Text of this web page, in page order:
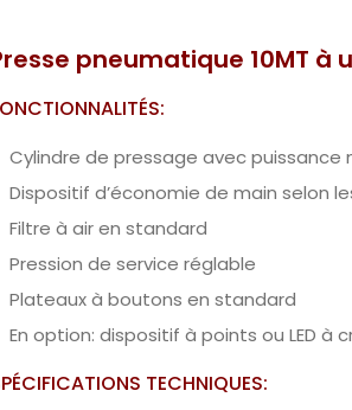
pneumatique 10MT
Cylindre de pressage avec puissance
Dispositif d’économie de main selon
Filtre à air en standard
Pression de service réglable
Plateaux à boutons en standard
En option: dispositif à points ou LED
TECHNIQUES: